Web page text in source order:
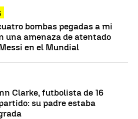
bombas pegadas a mi
una amenaza de atentado
en el Mundial
Clarke, futbolista de 16
su padre estaba